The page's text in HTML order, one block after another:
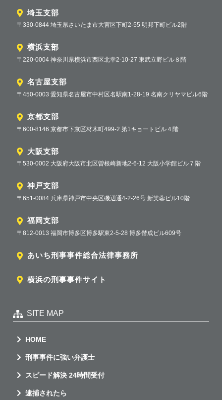
埼玉支部
〒330-0844 埼玉県さいたま市大宮区下町2-55 明邦下町ビル2階
横浜支部
〒220-0004 神奈川県横浜市西区北幸2-10-27 東武立野ビル８階
名古屋支部
〒450-0003 愛知県名古屋市中村区名駅南1-28-19 名南クリヤマビル6階
京都支部
〒600-8146 京都市下京区材木町499-2 第1キョートビル４階
大阪支部
〒530-0002 大阪府大阪市北区曽根崎新地2-6-12 大阪小学館ビル７階
神戸支部
〒651-0084 兵庫県神戸市中央区磯辺通4-2-26号 新芙蓉ビル10階
福岡支部
〒812-0013 福岡市博多区博多駅東2-5-28 博多偕成ビル609号
あいち刑事事件総合法律事務所
横浜の刑事事件サイト
SITE MAP
HOME
刑事事件に強い弁護士
スピード解決 24時間受付
逮捕されたら